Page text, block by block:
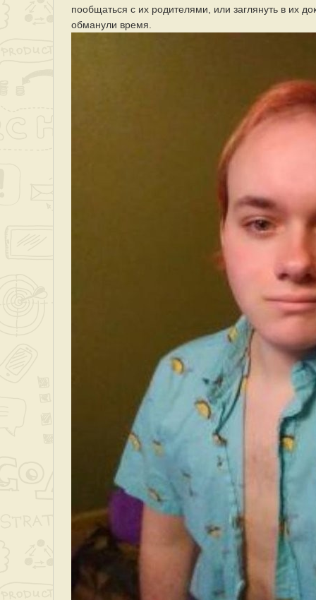
пообщаться с их родителями, или заглянуть в их
обманули время.